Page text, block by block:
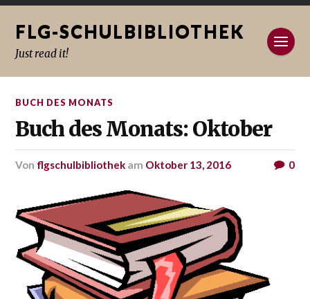
FLG-SCHULBIBLIOTHEK
Just read it!
BUCH DES MONATS
Buch des Monats: Oktober
von flgschulbibliothek am Oktober 13, 2016 0